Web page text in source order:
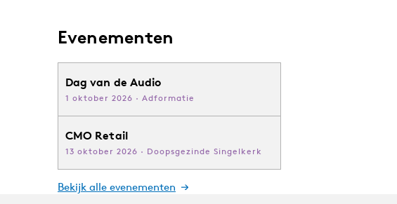
Evenementen
Dag van de Audio
1 oktober 2026 · Adformatie
CMO Retail
13 oktober 2026 · Doopsgezinde Singelkerk
Bekijk alle evenementen